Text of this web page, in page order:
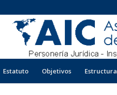
Estatuto Objetivos Estructura